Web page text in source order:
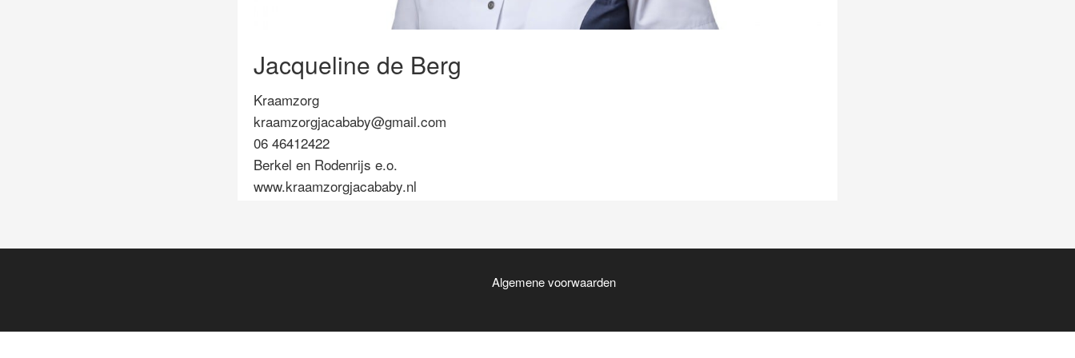
Jacqueline de Berg
Kraamzorg
kraamzorgjacababy@gmail.com
06 46412422
Berkel en Rodenrijs e.o.
www.kraamzorgjacababy.nl
Algemene voorwaarden